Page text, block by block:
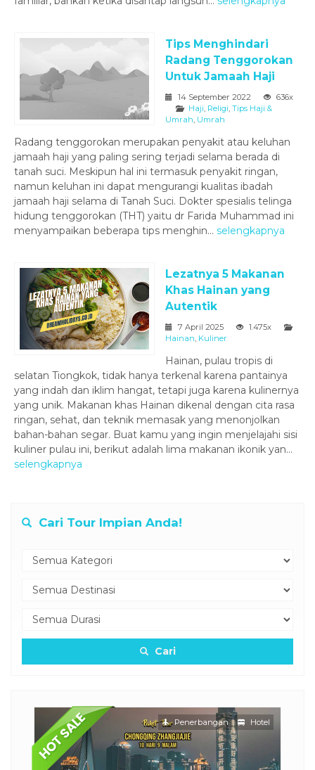
Tips Menghindari
Radang Tenggorokan
Untuk Jamaah Haji
14 September 2022
636x
Haji, Religi, Tips Haji &
Umrah, Umrah
Radang tenggorokan merupakan penyakit atau keluhan
jamaah haji yang paling sering terjadi selama berada di
tanah suci. Meskipun hal ini termasuk penyakit ringan,
namun keluhan ini dapat mengurangi kualitas ibadah
jamaah haji selama di Tanah Suci. Dokter spesialis telinga
hidung tenggorokan (THT) yaitu dr Farida Muhammad ini
menyampaikan beberapa tips menghin... selengkapnya
Lezatnya 5 Makanan
Khas Hainan yang
Autentik
7 April 2025
1.475x
Hainan, Kuliner
Hainan, pulau tropis di
selatan Tiongkok, tidak hanya terkenal karena pantainya
yang indah dan iklim hangat, tetapi juga karena kulinernya
yang unik. Makanan khas Hainan dikenal dengan cita rasa
ringan, sehat, dan teknik memasak yang menonjolkan
bahan-bahan segar. Buat kamu yang ingin menjelajahi sisi
kuliner pulau ini, berikut adalah lima makanan ikonik yan...
selengkapnya
Cari Tour Impian Anda!
Cari
Penerbangan Hotel